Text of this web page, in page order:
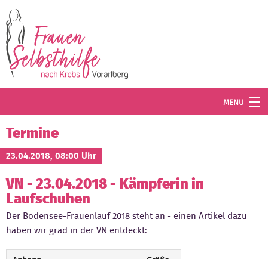
MENU
Termine
Blog
Angebot
Wissenswertes
Der Verein
Termine
23.04.2018, 08:00 Uhr
VN - 23.04.2018 - Kämpferin in
Laufschuhen
Der Bodensee-Frauenlauf 2018 steht an - einen Artikel dazu
haben wir grad in der VN entdeckt: